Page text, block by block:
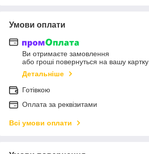
Умови оплати
Ви отримаєте замовлення
або гроші повернуться на вашу картку
Детальніше
Готівкою
Оплата за реквізитами
Всі умови оплати